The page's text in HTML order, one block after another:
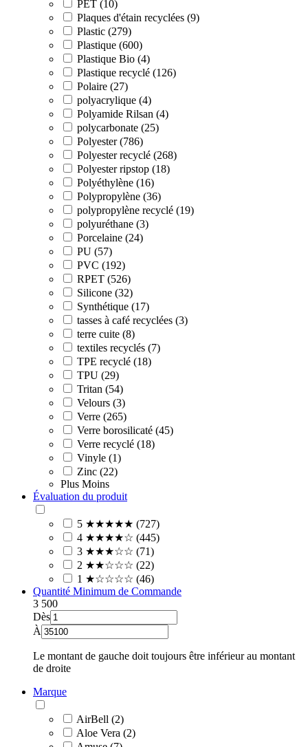
PET (10)
Plaques d'étain recyclées (9)
Plastic (279)
Plastique (600)
Plastique Bio (4)
Plastique recyclé (126)
Polaire (27)
polyacrylique (4)
Polyamide Rilsan (4)
polycarbonate (25)
Polyester (786)
Polyester recyclé (268)
Polyester ripstop (18)
Polyéthylène (16)
Polypropylène (36)
polypropylène recyclé (19)
polyuréthane (3)
Porcelaine (24)
PU (57)
PVC (192)
RPET (526)
Silicone (32)
Synthétique (17)
tasses à café recyclées (3)
terre cuite (8)
textiles recyclés (7)
TPE recyclé (18)
TPU (29)
Tritan (54)
Velours (3)
Verre (265)
Verre borosilicaté (45)
Verre recyclé (18)
Vinyle (1)
Zinc (22)
Plus Moins
Évaluation du produit
5 ★★★★★ (727)
4 ★★★★☆ (445)
3 ★★★☆☆ (71)
2 ★★☆☆☆ (22)
1 ★☆☆☆☆ (46)
Quantité Minimum de Commande
3 500
Dès
À
Le montant de gauche doit toujours être inférieur au montant
de droite
Marque
AirBell (2)
Aloe Vera (2)